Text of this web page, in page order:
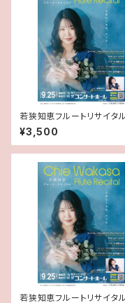
若狭知恵フルートリサイタル
【一般】紙チケット
¥3,500
若狭知恵フルートリサイタル